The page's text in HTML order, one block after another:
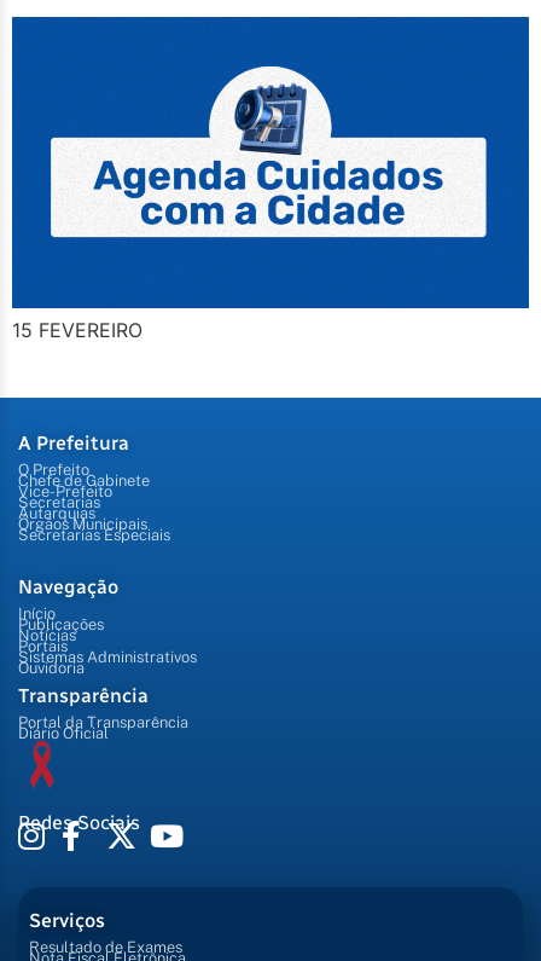
15 FEVEREIRO
A Prefeitura
O Prefeito
Chefe de Gabinete
Vice-Prefeito
Secretarias
Autarquias
Órgãos Municipais
Secretarias Especiais
Navegação
Início
Publicações
Notícias
Portais
Sistemas Administrativos
Ouvidoria
Transparência
Portal da Transparência
Diário Oficial
Redes Sociais
Serviços
Resultado de Exames